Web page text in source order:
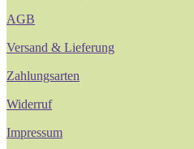
AGB
Versand & Lieferung
Zahlungsarten
Widerruf
Impressum